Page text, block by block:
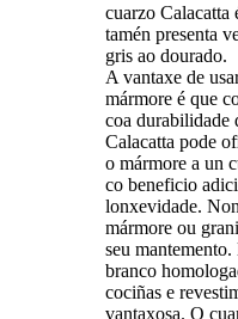
cuarzo Calacatta
tamén presenta
gris ao dourado.
A vantaxe de
mármore é que
coa durabilidade
Calacatta pode
o mármore a un
co beneficio
lonxevidade.
mármore ou
seu
branco
cociñas e
vantaxosa. O